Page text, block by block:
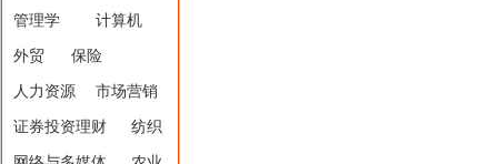
管理学 计算机
外贸 保险
人力资源 市场营销
证券投资理财 纺织